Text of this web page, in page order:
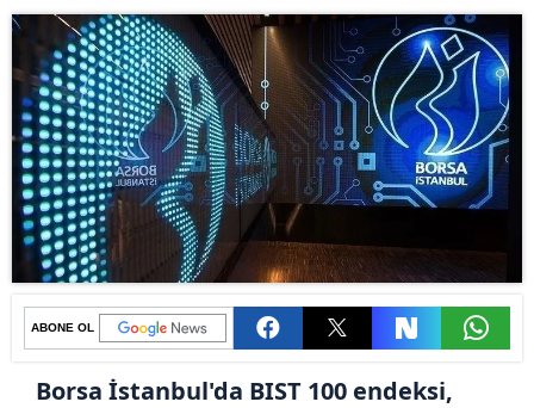
ABONE OL
Borsa İstanbul'da BIST 100 endeksi,